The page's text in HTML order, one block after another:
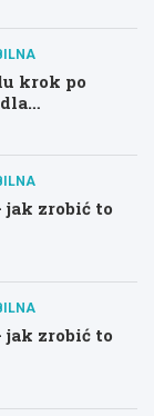
krok po
jak zrobić to
jak zrobić to